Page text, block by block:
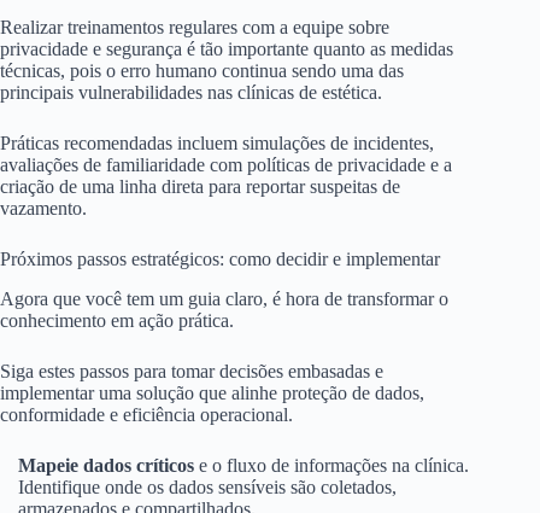
Realizar treinamentos regulares com a equipe sobre
privacidade e segurança é tão importante quanto as medidas
técnicas, pois o erro humano continua sendo uma das
principais vulnerabilidades nas clínicas de estética.
Práticas recomendadas incluem simulações de incidentes,
avaliações de familiaridade com políticas de privacidade e a
criação de uma linha direta para reportar suspeitas de
vazamento.
Próximos passos estratégicos: como decidir e implementar
Agora que você tem um guia claro, é hora de transformar o
conhecimento em ação prática.
Siga estes passos para tomar decisões embasadas e
implementar uma solução que alinhe proteção de dados,
conformidade e eficiência operacional.
Mapeie dados críticos e o fluxo de informações na clínica.
Identifique onde os dados sensíveis são coletados,
armazenados e compartilhados.